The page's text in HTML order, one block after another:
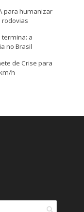
para humanizar
termina: a
no Brasil
de Crise para
h